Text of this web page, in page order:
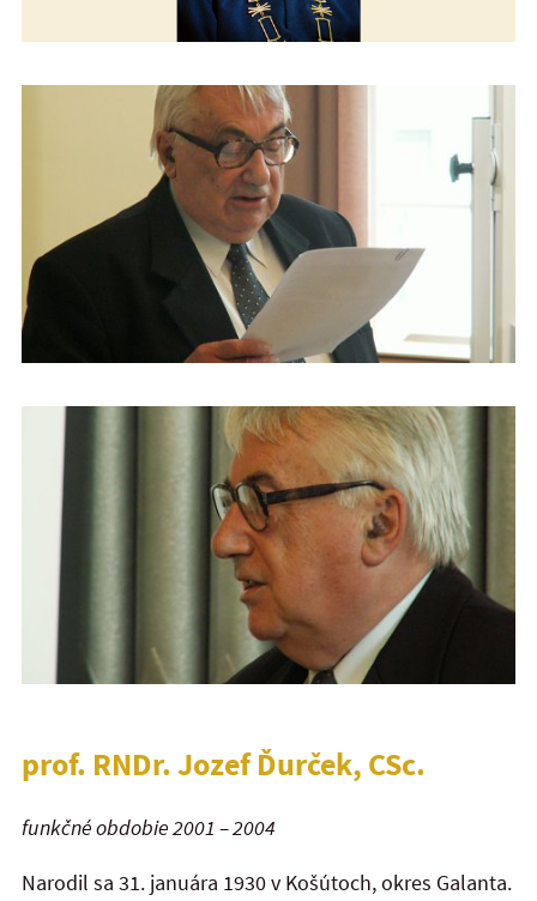
prof. RNDr. Jozef Ďurček, CSc.
funkčné obdobie 2001 – 2004
Narodil sa 31. januára 1930 v Košútoch, okres Galanta.